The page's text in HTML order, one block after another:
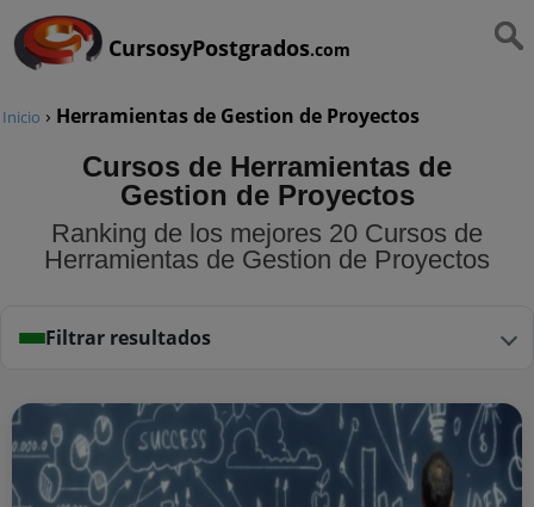
CursosyPostgrados.com
Inicio › Herramientas de Gestion de Proyectos
Cursos de Herramientas de
Gestion de Proyectos
Ranking de los mejores 20 Cursos de
Herramientas de Gestion de Proyectos
Filtrar resultados